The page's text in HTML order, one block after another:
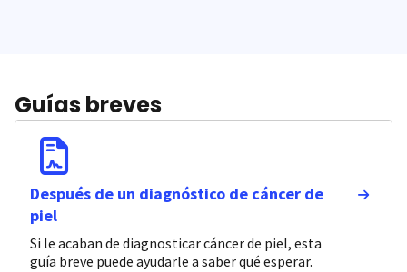
Guías breves
Después de un diagnóstico de cáncer de
piel
Si le acaban de diagnosticar cáncer de piel, esta
guía breve puede ayudarle a saber qué esperar.